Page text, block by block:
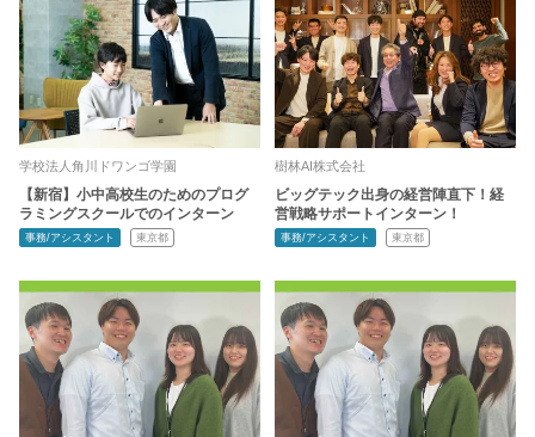
学校法人角川ドワンゴ学園
【新宿】小中高校生のためのプログ
ラミングスクールでのインターン
事務/アシスタント 東京都
樹林AI株式会社
ビッグテック出身の経営陣直下！経
営戦略サポートインターン！
事務/アシスタント 東京都